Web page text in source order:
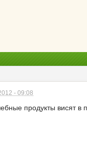
- 09:08
продукты висят в